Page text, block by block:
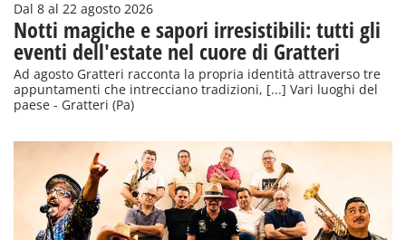
Dal 8 al 22 agosto 2026
Notti magiche e sapori irresistibili: tutti gli
eventi dell'estate nel cuore di Gratteri
Ad agosto Gratteri racconta la propria identità attraverso tre
appuntamenti che intrecciano tradizioni, [...] Vari luoghi del
paese - Gratteri (Pa)